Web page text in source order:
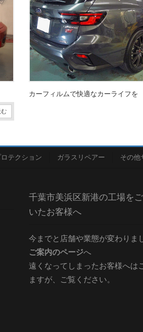
カーフィルムで快適なカーライフを
ロテクション ガラスリペアー その他
千葉市美浜区新港の工場を
いたお客様へ
今までと店舗や業態が変わりま
ご案内のページへ
遠くなってしまったお客様へは
ますが、ご覧ください。